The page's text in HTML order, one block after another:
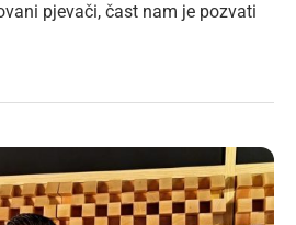
pjevači, čast nam je pozvati